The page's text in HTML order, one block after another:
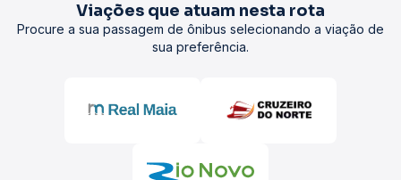
Viações que atuam nesta rota
Procure a sua passagem de ônibus selecionando a viação de
sua preferência.